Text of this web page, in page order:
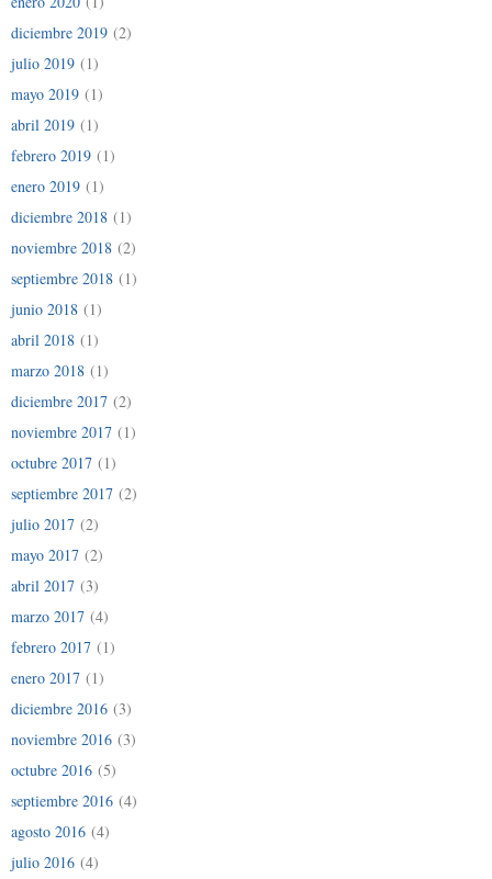
diciembre 2019 (2)
julio 2019 (1)
mayo 2019 (1)
abril 2019 (1)
febrero 2019 (1)
enero 2019 (1)
diciembre 2018 (1)
noviembre 2018 (2)
septiembre 2018 (1)
junio 2018 (1)
abril 2018 (1)
marzo 2018 (1)
diciembre 2017 (2)
noviembre 2017 (1)
octubre 2017 (1)
septiembre 2017 (2)
julio 2017 (2)
mayo 2017 (2)
abril 2017 (3)
marzo 2017 (4)
febrero 2017 (1)
enero 2017 (1)
diciembre 2016 (3)
noviembre 2016 (3)
octubre 2016 (5)
septiembre 2016 (4)
agosto 2016 (4)
julio 2016 (4)